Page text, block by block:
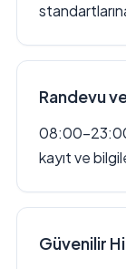
Randevu
kayıt ve
Güvenilir